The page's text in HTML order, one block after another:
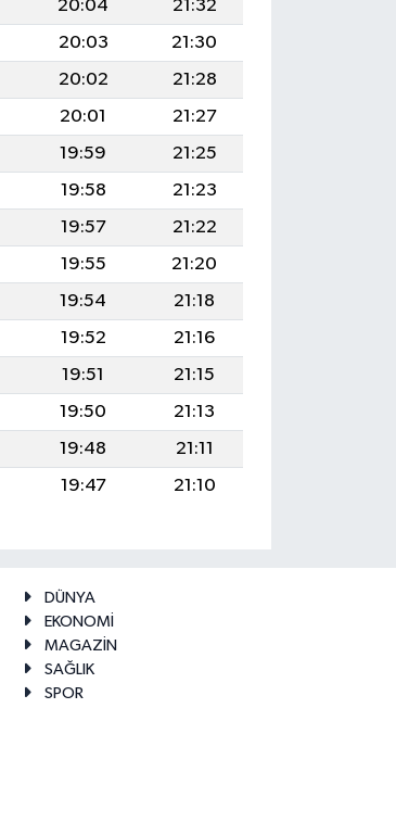
20:04
21:32
20:03
21:30
20:02
21:28
20:01
21:27
19:59
21:25
19:58
21:23
19:57
21:22
19:55
21:20
19:54
21:18
19:52
21:16
19:51
21:15
19:50
21:13
19:48
21:11
19:47 21:10
DÜNYA
EKONOMİ
MAGAZİN
SAĞLIK
SPOR